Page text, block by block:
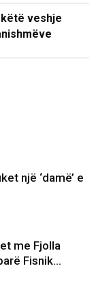
veshje
një ‘damë’ e
me Fjolla
Fisnik...